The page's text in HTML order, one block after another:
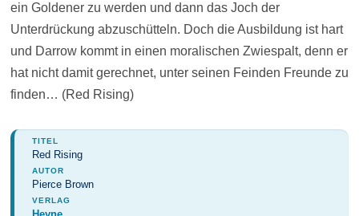
ein Goldener zu werden und dann das Joch der
Unterdrückung abzuschütteln. Doch die Ausbildung ist hart
und Darrow kommt in einen moralischen Zwiespalt, denn er
hat nicht damit gerechnet, unter seinen Feinden Freunde zu
finden… (Red Rising)
TITEL
Red Rising
AUTOR
Pierce Brown
VERLAG